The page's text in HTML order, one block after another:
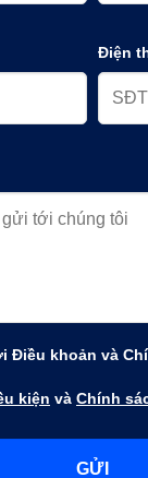
Điện
Điều khoản và
kiện và Chính